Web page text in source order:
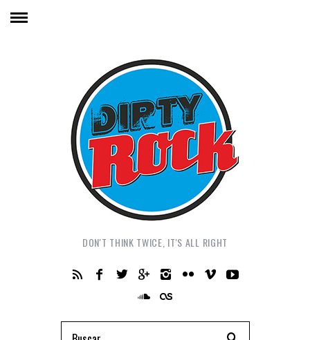
DON'T THINK TWICE, IT'S ALL RIGHT